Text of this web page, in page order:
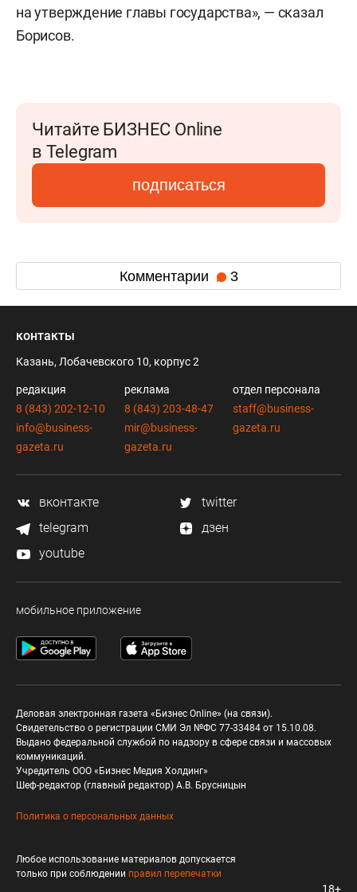
на утверждение главы государства», — сказал
Борисов.
Читайте БИЗНЕС Online
в Telegram
подписаться
Комментарии 3
контакты
Казань, Лобачевского 10, корпус 2
редакция
8 (843) 202-12-10
info@business-
gazeta.ru
реклама
8 (843) 203-48-47
mir@business-
gazeta.ru
отдел персонала
staff@business-
gazeta.ru
вконтакте
twitter
telegram
дзен
youtube
мобильное приложение
Деловая электронная газета «Бизнес Online» (на связи).
Свидетельство о регистрации СМИ Эл №ФС 77-33484 от 15.10.08.
Выдано федеральной службой по надзору в сфере связи и массовых
коммуникаций.
Учредитель ООО «Бизнес Медия Холдинг»
Шеф-редактор (главный редактор) А.В. Брусницын
Политика о персональных данных
Любое использование материалов допускается
только при соблюдении правил перепечатки
18+